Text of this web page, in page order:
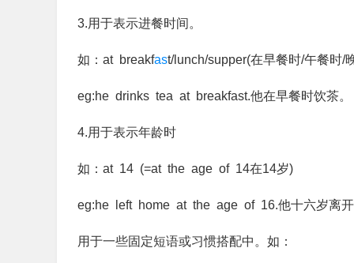
3.用于表示进餐时间。
如：at breakfast/lunch/supper(在早餐时/午餐时/
eg:he drinks tea at breakfast.他在早餐时饮茶。
4.用于表示年龄时
如：at 14 (=at the age of 14在14岁)
eg:he left home at the age of 16.他十六岁离开
用于一些固定短语或习惯搭配中。如：